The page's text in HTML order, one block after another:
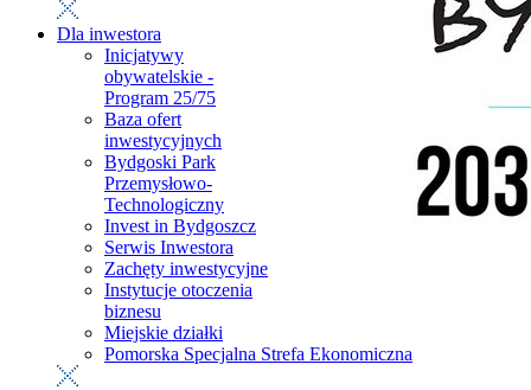
Dla inwestora
Inicjatywy
obywatelskie -
Program 25/75
Baza ofert
inwestycyjnych
Bydgoski Park
Przemysłowo-
Technologiczny
Invest in Bydgoszcz
Serwis Inwestora
Zachęty inwestycyjne
Instytucje otoczenia
biznesu
Miejskie działki
Pomorska Specjalna Strefa Ekonomiczna